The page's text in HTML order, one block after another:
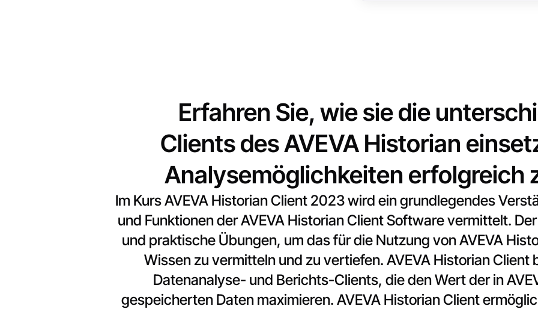
Erfahren Sie, wie sie die
Clients des AVEVA Historian
Analysemöglichkeiten erfolgreich
Im Kurs AVEVA Historian Client 2023 wird ein grundlegendes
und Funktionen der AVEVA Historian Client Software vermittelt.
und praktische Übungen, um das für die Nutzung von AVEVA
Wissen zu vermitteln und zu vertiefen. AVEVA Historian Client
Datenanalyse- und Berichts-Clients, die den Wert der in
gespeicherten Daten maximieren. AVEVA Historian Client